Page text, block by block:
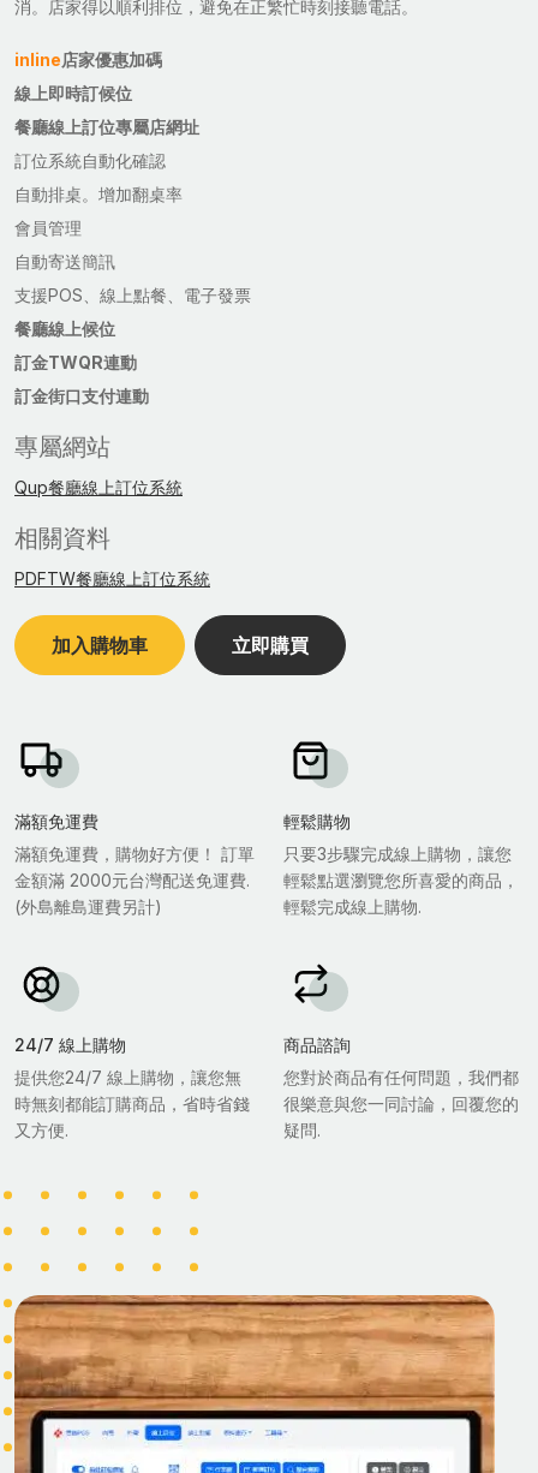
消。店家得以順利排位，避免在正繁忙時刻接聽電話。
inline店家優惠加碼
線上即時訂候位
餐廳線上訂位專屬店網址
訂位系統自動化確認
自動排桌。增加翻桌率
會員管理
自動寄送簡訊
支援POS、線上點餐、電子發票
餐廳線上候位
訂金TWQR連動
訂金街口支付連動
專屬網站
Qup餐廳線上訂位系統
相關資料
PDFTW餐廳線上訂位系統
加入購物車 立即購買
滿額免運費
滿額免運費，購物好方便！ 訂單
金額滿 2000元台灣配送免運費.
(外島離島運費另計)
輕鬆購物
只要3步驟完成線上購物，讓您
輕鬆點選瀏覽您所喜愛的商品，
輕鬆完成線上購物.
24/7 線上購物
提供您24/7 線上購物，讓您無
時無刻都能訂購商品，省時省錢
又方便.
商品諮詢
您對於商品有任何問題，我們都
很樂意與您一同討論，回覆您的
疑問.